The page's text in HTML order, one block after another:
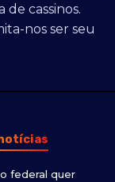
cassinos.
nos ser seu
federal quer